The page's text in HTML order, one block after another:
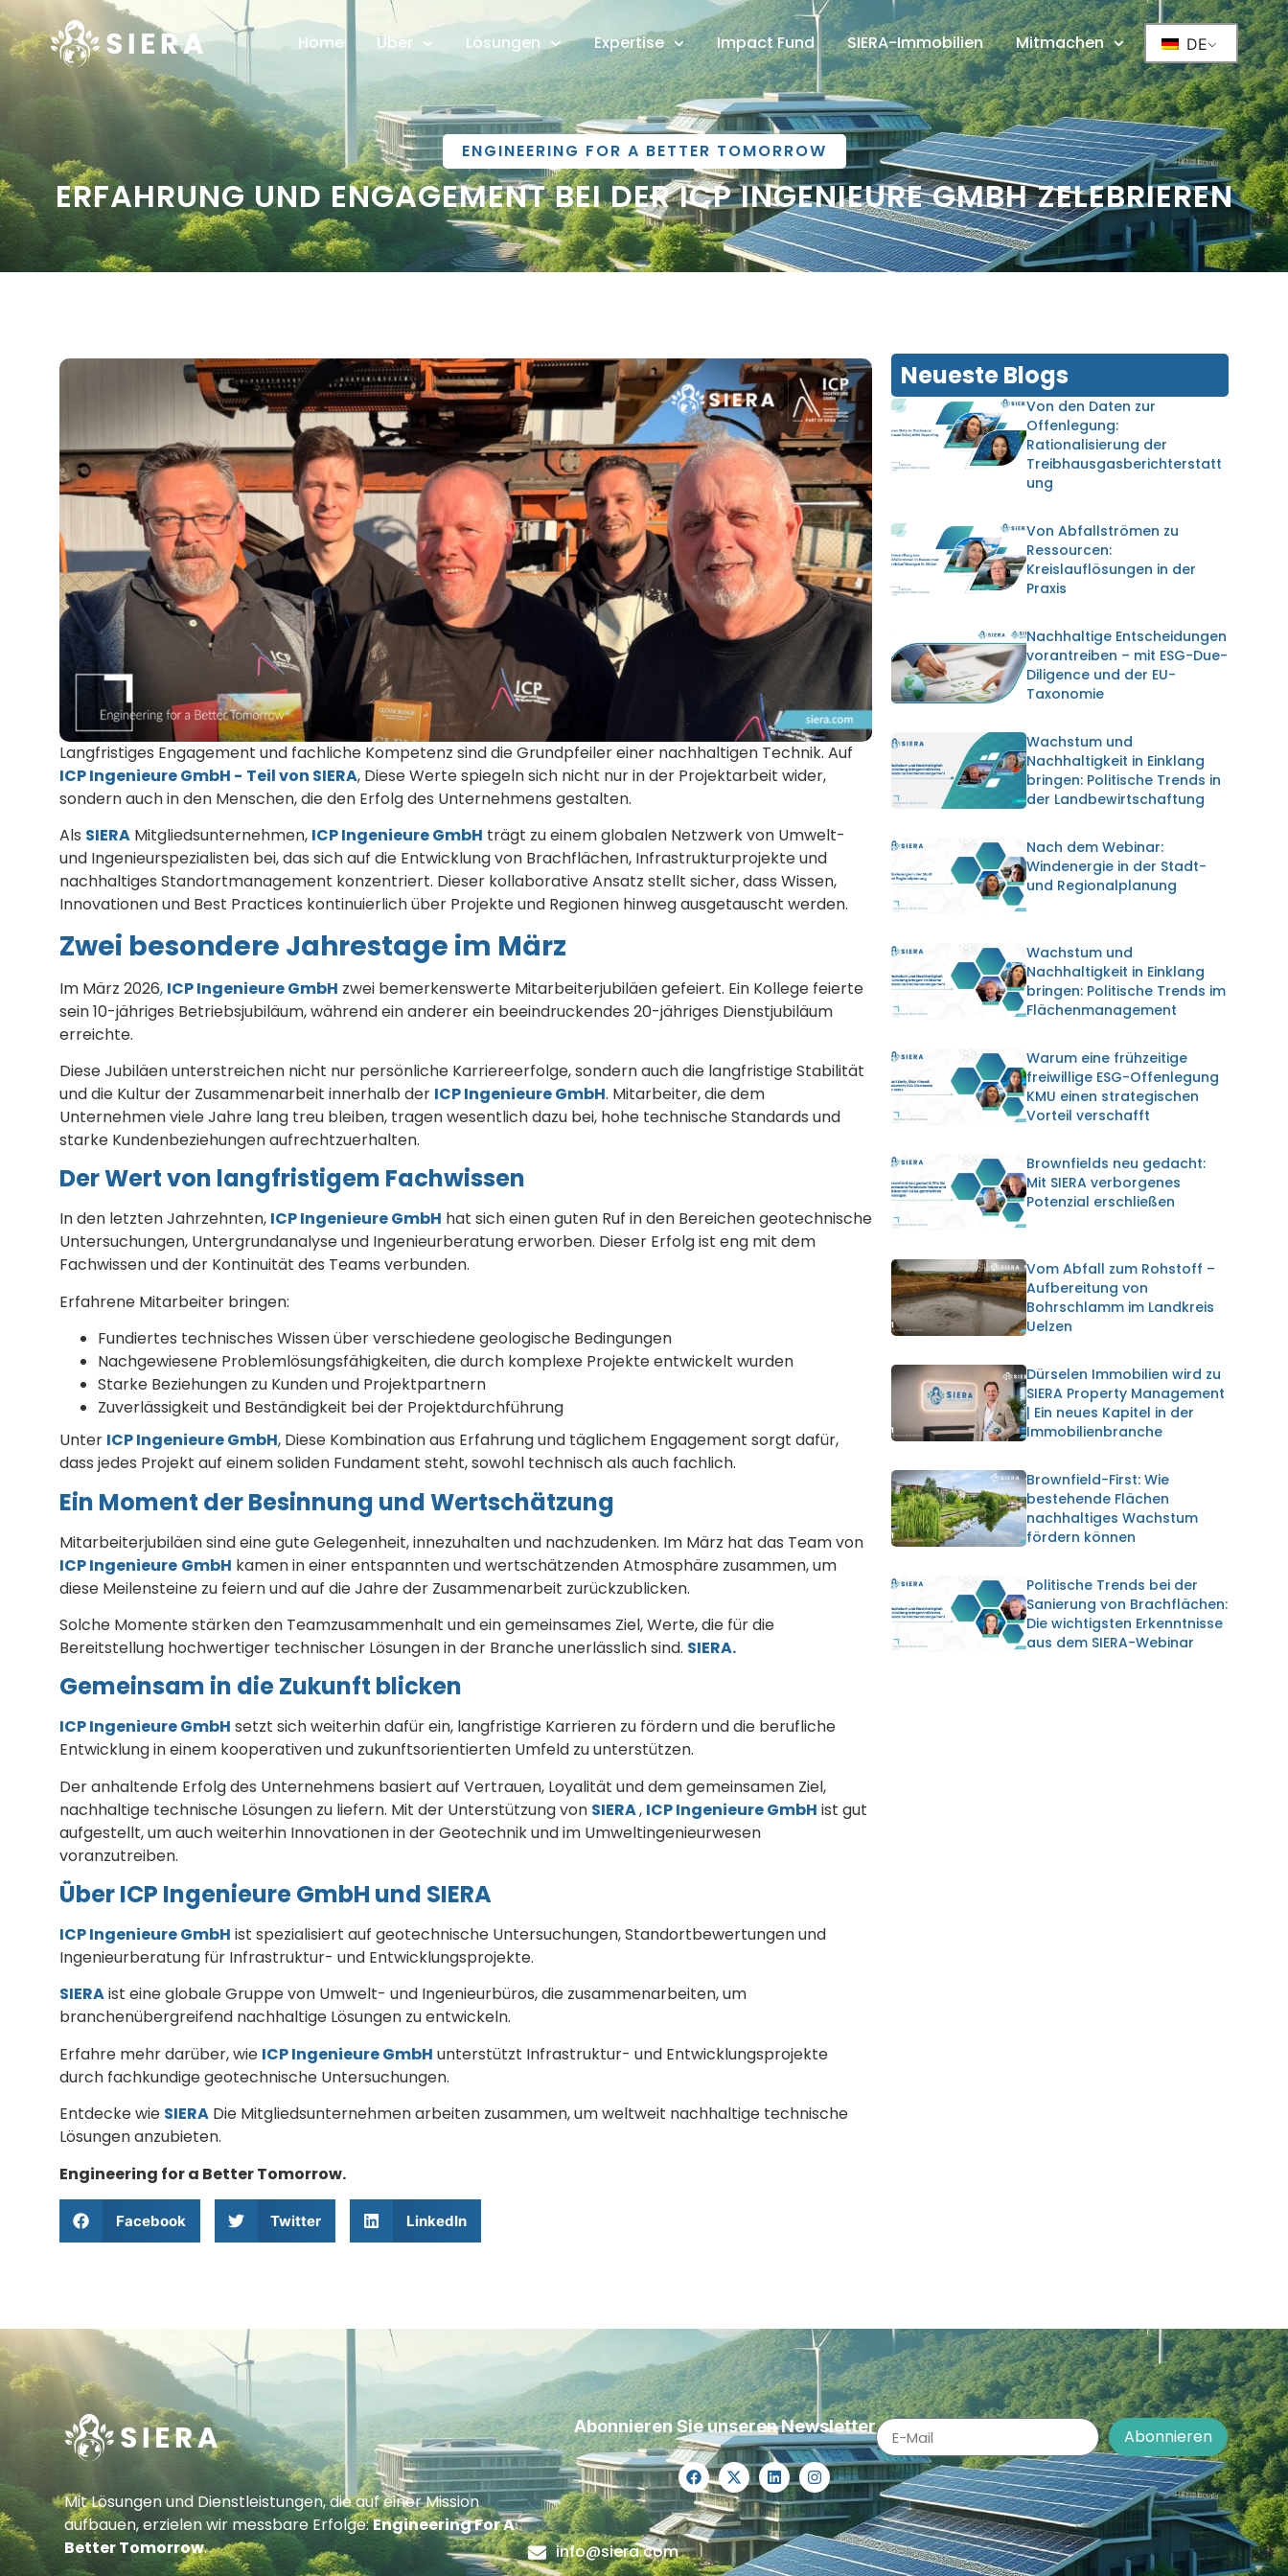
Home Über Lösungen Expertise Impact Fund SIERA-Immobilien Mitmachen DE
ENGINEERING FOR A BETTER TOMORROW
ERFAHRUNG UND ENGAGEMENT BEI DER ICP INGENIEURE GMBH ZELEBRIEREN
Langfristiges Engagement und fachliche Kompetenz sind die Grundpfeiler einer nachhaltigen Technik. Auf
ICP Ingenieure GmbH - Teil von SIERA, Diese Werte spiegeln sich nicht nur in der Projektarbeit wider,
sondern auch in den Menschen, die den Erfolg des Unternehmens gestalten.
Als SIERA Mitgliedsunternehmen, ICP Ingenieure GmbH trägt zu einem globalen Netzwerk von Umwelt-
und Ingenieurspezialisten bei, das sich auf die Entwicklung von Brachflächen, Infrastrukturprojekte und
nachhaltiges Standortmanagement konzentriert. Dieser kollaborative Ansatz stellt sicher, dass Wissen,
Innovationen und Best Practices kontinuierlich über Projekte und Regionen hinweg ausgetauscht werden.
Zwei besondere Jahrestage im März
Im März 2026, ICP Ingenieure GmbH zwei bemerkenswerte Mitarbeiterjubiläen gefeiert. Ein Kollege feierte
sein 10-jähriges Betriebsjubiläum, während ein anderer ein beeindruckendes 20-jähriges Dienstjubiläum
erreichte.
Diese Jubiläen unterstreichen nicht nur persönliche Karriereerfolge, sondern auch die langfristige Stabilität
und die Kultur der Zusammenarbeit innerhalb der ICP Ingenieure GmbH. Mitarbeiter, die dem
Unternehmen viele Jahre lang treu bleiben, tragen wesentlich dazu bei, hohe technische Standards und
starke Kundenbeziehungen aufrechtzuerhalten.
Der Wert von langfristigem Fachwissen
In den letzten Jahrzehnten, ICP Ingenieure GmbH hat sich einen guten Ruf in den Bereichen geotechnische
Untersuchungen, Untergrundanalyse und Ingenieurberatung erworben. Dieser Erfolg ist eng mit dem
Fachwissen und der Kontinuität des Teams verbunden.
Erfahrene Mitarbeiter bringen:
Fundiertes technisches Wissen über verschiedene geologische Bedingungen
Nachgewiesene Problemlösungsfähigkeiten, die durch komplexe Projekte entwickelt wurden
Starke Beziehungen zu Kunden und Projektpartnern
Zuverlässigkeit und Beständigkeit bei der Projektdurchführung
Unter ICP Ingenieure GmbH, Diese Kombination aus Erfahrung und täglichem Engagement sorgt dafür,
dass jedes Projekt auf einem soliden Fundament steht, sowohl technisch als auch fachlich.
Ein Moment der Besinnung und Wertschätzung
Mitarbeiterjubiläen sind eine gute Gelegenheit, innezuhalten und nachzudenken. Im März hat das Team von
ICP Ingenieure GmbH kamen in einer entspannten und wertschätzenden Atmosphäre zusammen, um
diese Meilensteine zu feiern und auf die Jahre der Zusammenarbeit zurückzublicken.
Solche Momente stärken den Teamzusammenhalt und ein gemeinsames Ziel, Werte, die für die
Bereitstellung hochwertiger technischer Lösungen in der Branche unerlässlich sind. SIERA.
Gemeinsam in die Zukunft blicken
ICP Ingenieure GmbH setzt sich weiterhin dafür ein, langfristige Karrieren zu fördern und die berufliche
Entwicklung in einem kooperativen und zukunftsorientierten Umfeld zu unterstützen.
Der anhaltende Erfolg des Unternehmens basiert auf Vertrauen, Loyalität und dem gemeinsamen Ziel,
nachhaltige technische Lösungen zu liefern. Mit der Unterstützung von SIERA, ICP Ingenieure GmbH ist gut
aufgestellt, um auch weiterhin Innovationen in der Geotechnik und im Umweltingenieurwesen
voranzutreiben.
Über ICP Ingenieure GmbH und SIERA
ICP Ingenieure GmbH ist spezialisiert auf geotechnische Untersuchungen, Standortbewertungen und
Ingenieurberatung für Infrastruktur- und Entwicklungsprojekte.
SIERAist eine globale Gruppe von Umwelt- und Ingenieurbüros, die zusammenarbeiten, um
branchenübergreifend nachhaltige Lösungen zu entwickeln.
Erfahre mehr darüber, wie ICP Ingenieure GmbH unterstützt Infrastruktur- und Entwicklungsprojekte
durch fachkundige geotechnische Untersuchungen.
Entdecke wie SIERA Die Mitgliedsunternehmen arbeiten zusammen, um weltweit nachhaltige technische
Lösungen anzubieten.
Engineering for a Better Tomorrow.
Facebook Twitter LinkedIn
Neueste Blogs
Von den Daten zur
Offenlegung:
Rationalisierung der
Treibhausgasberichterstatt
ung
Von Abfallströmen zu
Ressourcen:
Kreislauflösungen in der
Praxis
Nachhaltige Entscheidungen
vorantreiben – mit ESG-Due-
Diligence und der EU-
Taxonomie
Wachstum und
Nachhaltigkeit in Einklang
bringen: Politische Trends in
der Landbewirtschaftung
Nach dem Webinar:
Windenergie in der Stadt-
und Regionalplanung
Wachstum und
Nachhaltigkeit in Einklang
bringen: Politische Trends im
Flächenmanagement
Warum eine frühzeitige
freiwillige ESG-Offenlegung
KMU einen strategischen
Vorteil verschafft
Brownfields neu gedacht:
Mit SIERA verborgenes
Potenzial erschließen
Vom Abfall zum Rohstoff –
Aufbereitung von
Bohrschlamm im Landkreis
Uelzen
Dürselen Immobilien wird zu
SIERA Property Management
| Ein neues Kapitel in der
Immobilienbranche
Brownfield-First: Wie
bestehende Flächen
nachhaltiges Wachstum
fördern können
Politische Trends bei der
Sanierung von Brachflächen:
Die wichtigsten Erkenntnisse
aus dem SIERA-Webinar
Abonnieren Sie unseren Newsletter Abonnieren
Mit Lösungen und Dienstleistungen, die auf einer Mission
aufbauen, erzielen wir messbare Erfolge:Engineering For A
Better Tomorrow. info@siera.com